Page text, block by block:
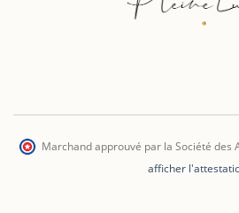
Marchand approuvé par la Société des
afficher